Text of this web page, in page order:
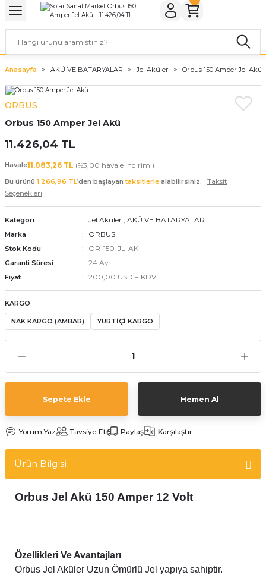
Geri Dön
Panoları
Geri Dön
CİHAZLARI
Cihazları
Geri Dön
Geri Dön
Geri Dön
Geri Dön
Paketleri
Paketler
Anasayfa AKÜ VE BATARYALAR Jel Aküler Orbus 150 Amper Jel Akü
ORBUS
Orbus 150 Amper Jel Akü
11.426,04 TL
Havale11.083,26 TL (%3,00 havale indirimi)
Bu ürünü 1.266,96 TL’den başlayantaksitlerle alabilirsiniz.
Taksit
Seçenekleri
Kategori Jel Aküler , AKÜ VE BATARYALAR
Marka ORBUS
Stok Kodu OR-150-JL-AK
Garanti Süresi 24 Ay
Fiyat 200,00 USD + KDV
KARGO
NAK KARGO (AMBAR) YURTİÇİ KARGO
Sepete Ekle Hemen Al
Yorum Yaz Tavsiye Et Paylaş Karşılaştır
Ürün Bilgisi
Orbus Jel Akü 150 Amper 12 Volt
Özellikleri Ve Avantajları
Orbus Jel Aküler Uzun Ömürlü Jel yapıya sahiptir.